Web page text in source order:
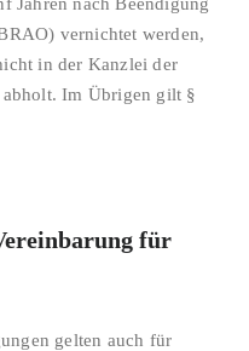
vernichtet werden,
in der Kanzlei der
abholt. Im Übrigen gilt §
für
gelten auch für